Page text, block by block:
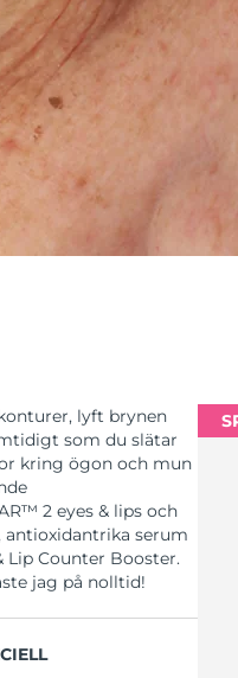
lyft brynen
som du slätar
kring ögon och mun
2 eyes & lips och
antioxidantrika serum
Lip Counter Booster.
jag på nolltid!